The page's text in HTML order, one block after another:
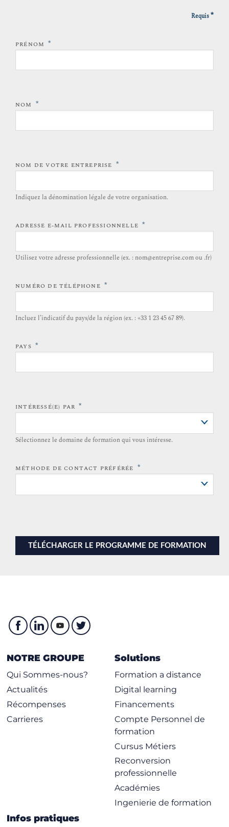
Requis*
PRÉNOM *
NOM *
NOM DE VOTRE ENTREPRISE *
Indiquez la dénomination légale de votre organisation.
ADRESSE E-MAIL PROFESSIONNELLE *
Utilisez votre adresse professionnelle (ex. : nom@entreprise.com ou .fr)
NUMÉRO DE TÉLÉPHONE *
Incluez l’indicatif du pays/de la région (ex. : +33 1 23 45 67 89).
PAYS *
INTÉRESSÉ(E) PAR *
Sélectionnez le domaine de formation qui vous intéresse.
MÉTHODE DE CONTACT PRÉFÉRÉE *
NOTRE GROUPE
Qui Sommes-nous?
Actualités
Récompenses
Carrieres
Solutions
Formation a distance
Digital learning
Financements
Compte Personnel de
formation
Cursus Métiers
Reconversion
professionnelle
Académies
Ingenierie de formation
Infos pratiques